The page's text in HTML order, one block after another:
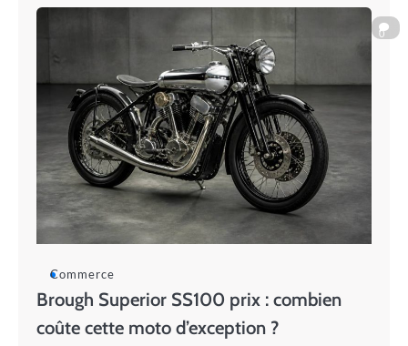
0
Commerce
Brough Superior SS100 prix : combien
coûte cette moto d’exception ?